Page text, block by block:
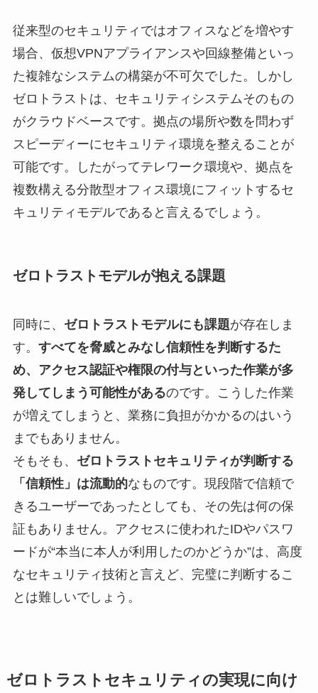
従来型のセキュリティではオフィスなどを増やす
場合、仮想VPNアプライアンスや回線整備といっ
た複雑なシステムの構築が不可欠でした。しかし
ゼロトラストは、セキュリティシステムそのもの
がクラウドベースです。拠点の場所や数を問わず
スピーディーにセキュリティ環境を整えることが
可能です。したがってテレワーク環境や、拠点を
複数構える分散型オフィス環境にフィットするセ
キュリティモデルであると言えるでしょう。
ゼロトラストモデルが抱える課題
同時に、 ゼロトラストモデルにも課題が存在しま
す。 すべてを脅威とみなし信頼性を判断するた
め、アクセス認証や権限の付与といった作業が多
発してしまう可能性があるのです。こうした作業
が増えてしまうと、業務に負担がかかるのはいう
までもありません。
そもそも、 ゼロトラストセキュリティが判断する
「信頼性」は流動的なものです。現段階で信頼で
きるユーザーであったとしても、その先は何の保
証もありません。アクセスに使われたIDやパスワ
ードが“本当に本人が利用したのかどうか”は、高度
なセキュリティ技術と言えど、完璧に判断するこ
とは難しいでしょう。
ゼロトラストセキュリティの実現に向け